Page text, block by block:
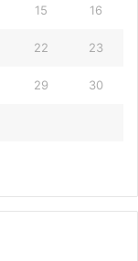
15 16
22 23
29 30